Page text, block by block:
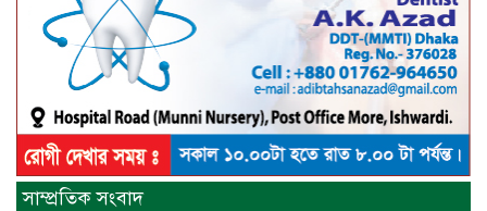
আটঘরিয়ায় বিএনপি নেতার ভাতিজাকে ছাত্রলীগের সাধারণ
​​অবৈধ অর্থ বা পেশীশক্তি না থাকলে
রাজনীতিতে টিকে থাকার একমাত্র উপায়
সাম্প্রতিক সংবাদ